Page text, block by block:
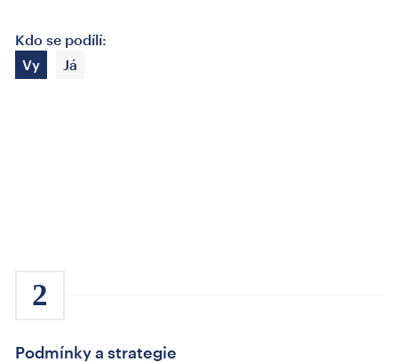
Kdo se podílí:
Vy
Já
2
Podmínky a strategie